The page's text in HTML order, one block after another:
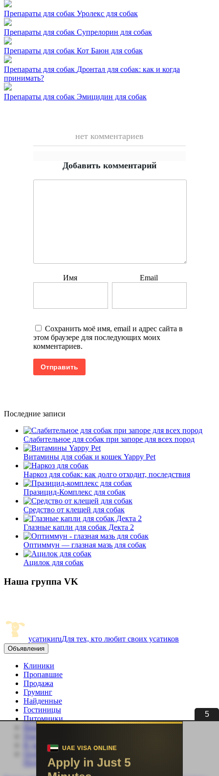
4
Препараты для собак Уролекс для собак
Препараты для собак Супрелорин для собак
Препараты для собак Кот Баюн для собак
Препараты для собак Дронтал для собак: как и когда
принимать?
Препараты для собак Эмицидин для собак
нет комментариев
Добавить комментарий
Имя Email
Сохранить моё имя, email и адрес сайта в
этом браузере для последующих моих
комментариев.
Последние записи
Слабительное для собак при запоре для всех пород
Витамины для собак и кошек Yappy Pet
Наркоз для собак: как долго отходит, последствия
Празицид-Комплекс для собак
Средство от клещей для собак
Глазные капли для собак Декта 2
Оптиммун — глазная мазь для собак
Ацилок для собак
Наша группа VK
усатикиruДля тех, кто любит своих усатиков
Объявления
Клиники
Пропавшие
Продажа
Груминг
Найденные
Гостиницы
Питомники
Вязка
Особенные
Подать объявление